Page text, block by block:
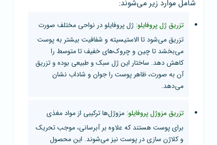
شامل موارد زیر می‌شوند:
تزریق ژل پروفایلو: ژل پروفایلو در نواحی مختلف صورت
تزریق می‌شود تا الاستیسیته و شفافیت بیشتر به پوست
می‌بخشد تا چین و چروک‌های خفیف تا متوسط را
کاهش دهد. ساختار این ژل سبک و طبیعی بوده و تزریق
آن به صورت، ظاهر پوست را جوان و شاداب نشان
می‌دهد.
تزریق مزوژل پروفایلو: مزوژل‌ها ترکیبی از مواد مغذی
برای پوست هستند که علاوه بر آبرسانی، موجب تحریک
و کلاژن سازی در پوست نیز می‌شوند. این محصول